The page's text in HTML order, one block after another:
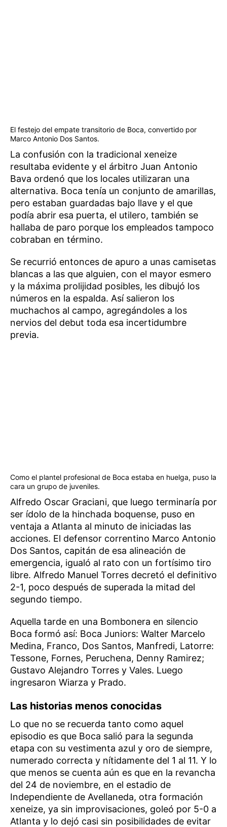
El festejo del empate transitorio de Boca, convertido por
Marco Antonio Dos Santos.
La confusión con la tradicional xeneize
resultaba evidente y el árbitro Juan Antonio
Bava ordenó que los locales utilizaran una
alternativa. Boca tenía un conjunto de amarillas,
pero estaban guardadas bajo llave y el que
podía abrir esa puerta, el utilero, también se
hallaba de paro porque los empleados tampoco
cobraban en término.
Se recurrió entonces de apuro a unas camisetas
blancas a las que alguien, con el mayor esmero
y la máxima prolijidad posibles, les dibujó los
números en la espalda. Así salieron los
muchachos al campo, agregándoles a los
nervios del debut toda esa incertidumbre
previa.
Como el plantel profesional de Boca estaba en huelga, puso la
cara un grupo de juveniles.
Alfredo Oscar Graciani, que luego terminaría por
ser ídolo de la hinchada boquense, puso en
ventaja a Atlanta al minuto de iniciadas las
acciones. El defensor correntino Marco Antonio
Dos Santos, capitán de esa alineación de
emergencia, igualó al rato con un fortísimo tiro
libre. Alfredo Manuel Torres decretó el definitivo
2-1, poco después de superada la mitad del
segundo tiempo.
Aquella tarde en una Bombonera en silencio
Boca formó así: Boca Juniors: Walter Marcelo
Medina, Franco, Dos Santos, Manfredi, Latorre:
Tessone, Fornes, Peruchena, Denny Ramirez;
Gustavo Alejandro Torres y Vales. Luego
ingresaron Wiarza y Prado.
Las historias menos conocidas
Lo que no se recuerda tanto como aquel
episodio es que Boca salió para la segunda
etapa con su vestimenta azul y oro de siempre,
numerado correcta y nítidamente del 1 al 11. Y lo
que menos se cuenta aún es que en la revancha
del 24 de noviembre, en el estadio de
Independiente de Avellaneda, otra formación
xeneize, ya sin improvisaciones, goleó por 5-0 a
Atlanta y lo dejó casi sin posibilidades de evitar